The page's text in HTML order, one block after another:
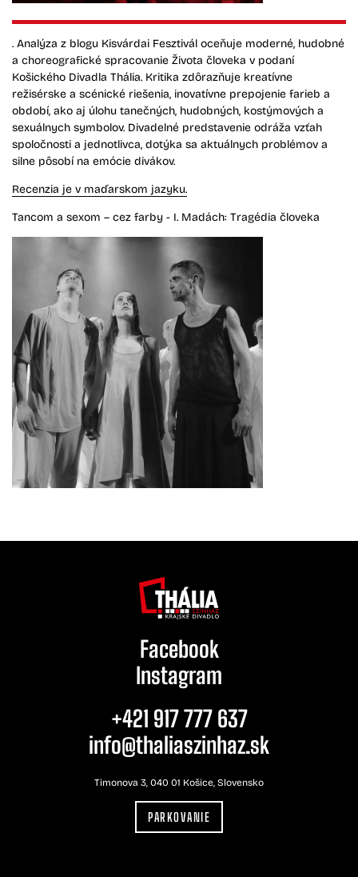
. Analýza z blogu Kisvárdai Fesztivál oceňuje moderné, hudobné
a choreografické spracovanie Života človeka v podaní
Košického Divadla Thália. Kritika zdôrazňuje kreatívne
režisérske a scénické riešenia, inovatívne prepojenie farieb a
období, ako aj úlohu tanečných, hudobných, kostýmových a
sexuálnych symbolov. Divadelné predstavenie odráža vzťah
spoločnosti a jednotlivca, dotýka sa aktuálnych problémov a
silne pôsobí na emócie divákov.
Recenzia je v maďarskom jazyku.
Tancom a sexom – cez farby - I. Madách: Tragédia človeka
Facebook
Instagram
+421 917 777 637
info@thaliaszinhaz.sk
Timonova 3, 040 01 Košice, Slovensko
PARKOVANIE